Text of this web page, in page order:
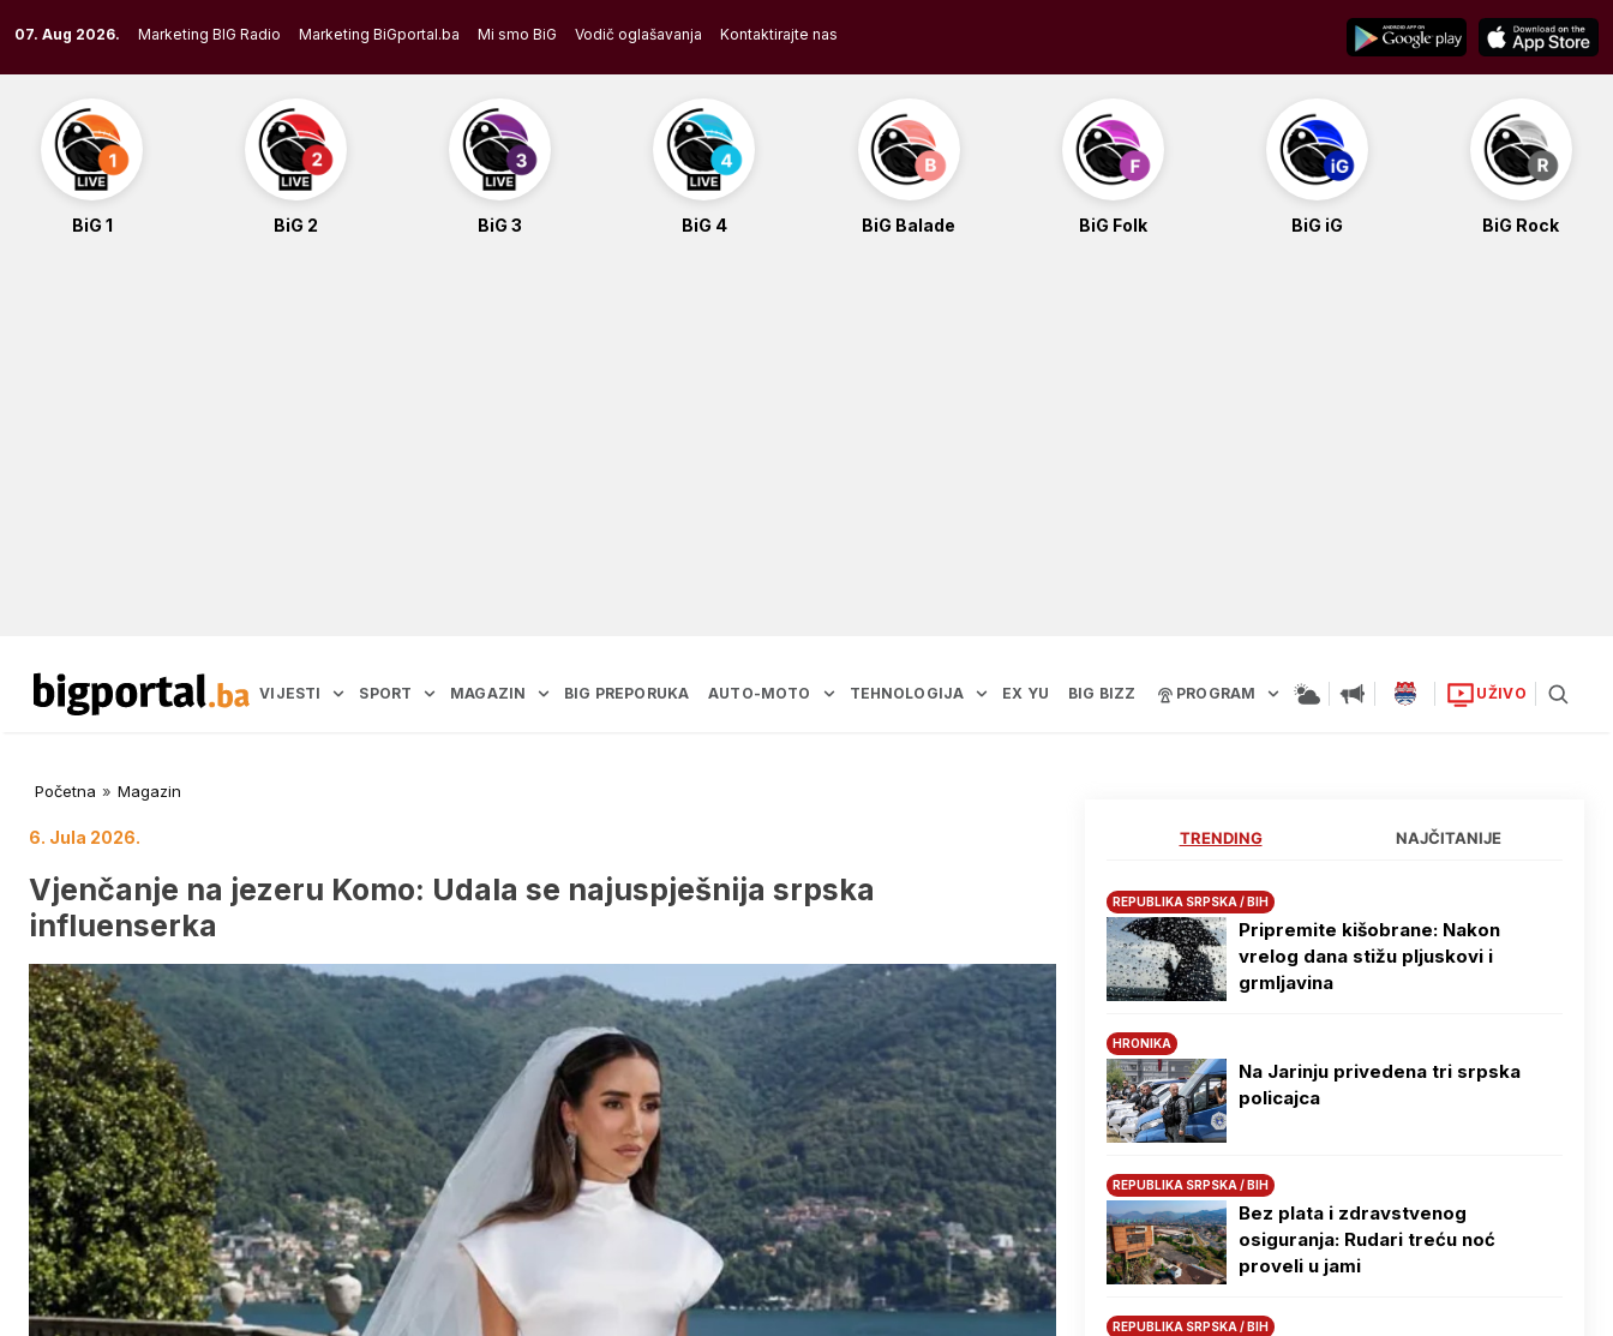
to
content
07. Aug 2026. Marketing BIG Radio Marketing BiGportal.ba Mi smo BiG Vodič oglašavanja Kontaktirajte nas
BiG 1 BiG 2 BiG 3 BiG 4 BiG Balade BiG Folk BiG iG BiG Rock
VIJESTI SPORT MAGAZIN BIG PREPORUKA AUTO-MOTO TEHNOLOGIJA EX YU BIG BIZZ PROGRAM UŽIVO
Početna » Magazin
6. Jula 2026.
Vjenčanje na jezeru Komo: Udala se najuspješnija srpska
influenserka
TRENDING NAJČITANIJE
REPUBLIKA SRPSKA / BIH
Pripremite kišobrane: Nakon
vrelog dana stižu pljuskovi i
grmljavina
HRONIKA
Na Јarinju privedena tri srpska
policajca
REPUBLIKA SRPSKA / BIH
Bez plata i zdravstvenog
osiguranja: Rudari treću noć
proveli u jami
REPUBLIKA SRPSKA / BIH